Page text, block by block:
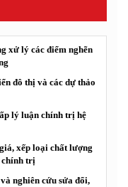
xử lý các điểm nghẽn
đô thị và các dự thảo
lý luận chính trị hệ
xếp loại chất lượng
chính trị
nghiên cứu sửa đổi,